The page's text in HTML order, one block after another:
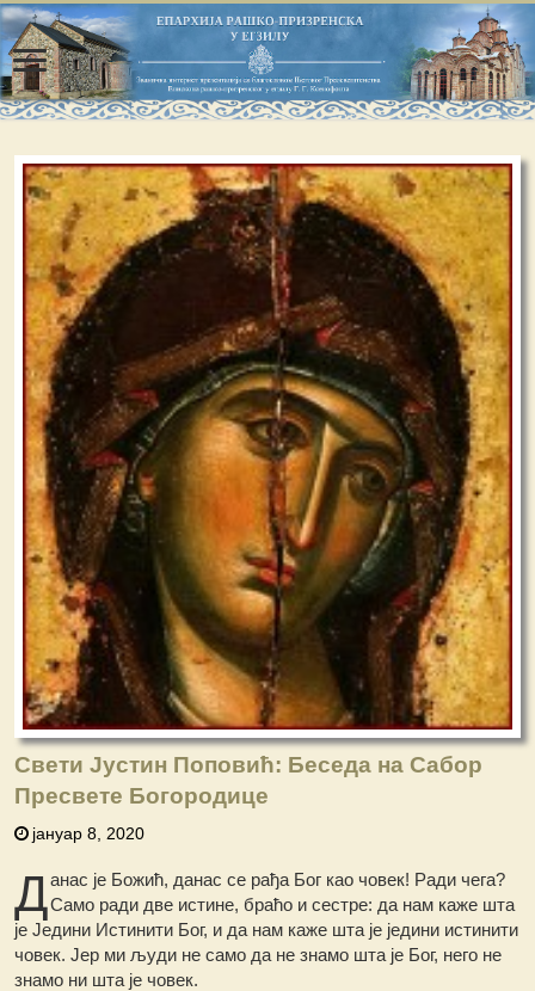
Свети Јустин Поповић: Беседа на Сабор
Пресвете Богородице
јануар 8, 2020
Данас је Божић, данас се рађа Бог као човек! Ради чега?
Само ради две истине, браћо и сестре: да нам каже шта
је Једини Истинити Бог, и да нам каже шта је једини истинити
човек. Јер ми људи не само да не знамо шта је Бог, него не
знамо ни шта је човек.